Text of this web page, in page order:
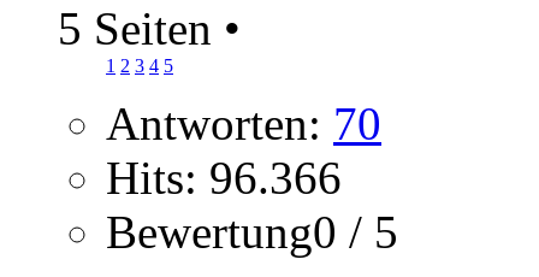
5 Seiten •
1 2 3 4 5
Antworten: 70
Hits: 96.366
Bewertung0 / 5